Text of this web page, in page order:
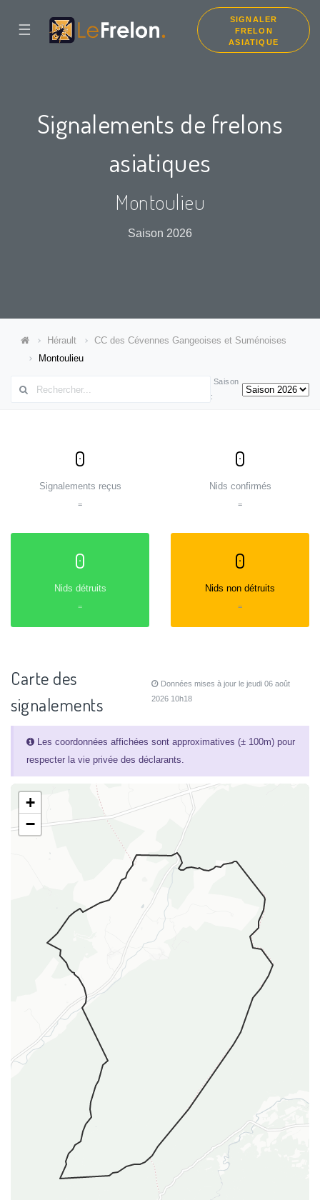
☰
SIGNALER
FRELON
ASIATIQUE
Signalements de frelons
asiatiques
Montoulieu
Saison 2026
Hérault
CC des Cévennes Gangeoises et Suménoises
Montoulieu
Saison
:
0
Signalements reçus
=
0
Nids confirmés
=
0
Nids détruits
=
0
Nids non détruits
=
Carte des
signalements
Données mises à jour le jeudi 06 août
2026 10h18
Les coordonnées affichées sont approximatives (± 100m) pour
respecter la vie privée des déclarants.
+
−